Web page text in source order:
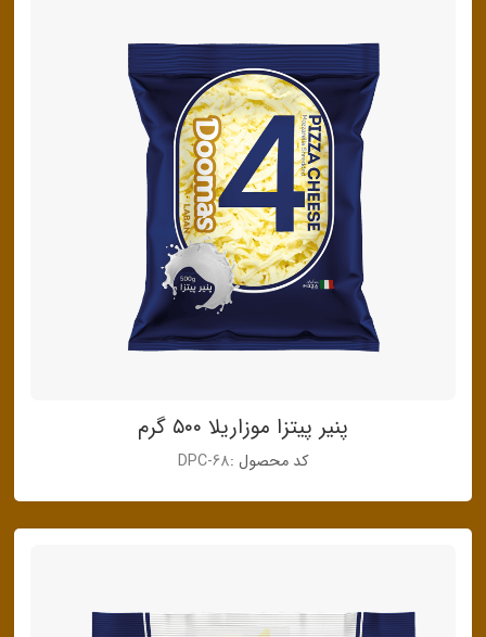
پنیر پیتزا موزاریلا ۵۰۰ گرم
کد محصول :DPC-68